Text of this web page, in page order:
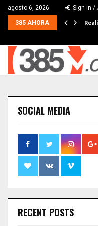
agosto 6, 2026 Sign in /
385 AHORA
SOCIAL MEDIA
RECENT POSTS